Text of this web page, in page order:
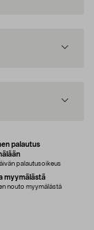
palautus
palautusoikeus
myymälästä
nouto myymälästä